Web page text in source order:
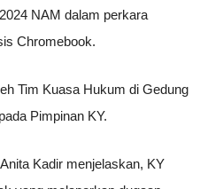
NAM dalam perkara
Chromebook.
Tim Kuasa Hukum di Gedung
Pimpinan KY.
Kadir menjelaskan, KY